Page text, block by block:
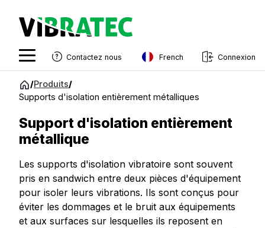
Contactez nous French
Swedish
Norwegian
Estonian
Danish
Connexion
/Produits/
Supports d'isolation entièrement métalliques
Support d'isolation entièrement
métallique
Les supports d'isolation vibratoire sont souvent
pris en sandwich entre deux pièces d'équipement
pour isoler leurs vibrations. Ils sont conçus pour
éviter les dommages et le bruit aux équipements
et aux surfaces sur lesquelles ils reposent en